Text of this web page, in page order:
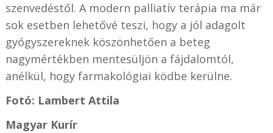
szenvedéstől. A modern palliatív terápia ma már
sok esetben lehetővé teszi, hogy a jól adagolt
gyógyszereknek köszönhetően a beteg
nagymértékben mentesüljön a fájdalomtól,
anélkül, hogy farmakológiai ködbe kerülne.
Fotó: Lambert Attila
Magyar Kurír